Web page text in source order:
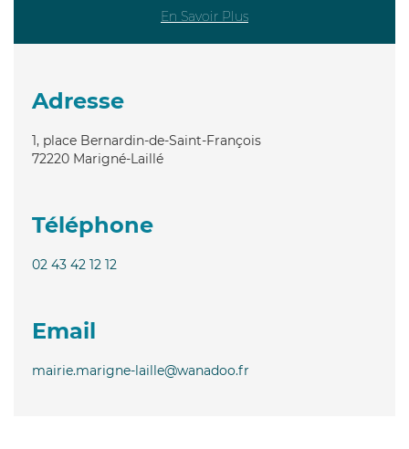
En Savoir Plus
Adresse
1, place Bernardin-de-Saint-François
72220 Marigné-Laillé
Téléphone
02 43 42 12 12
Email
mairie.marigne-laille@wanadoo.fr